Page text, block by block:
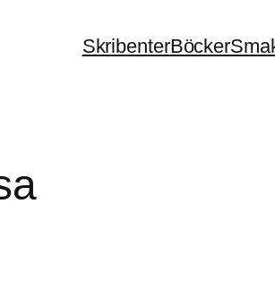
SkribenterBöcker